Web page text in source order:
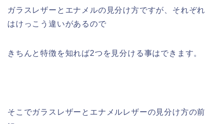
ガラスレザーとエナメルの見分け方ですが、それぞれ
はけっこう違いがあるので
きちんと特徴を知れば2つを見分ける事はできます。
そこでガラスレザーとエナメルレザーの見分け方の前